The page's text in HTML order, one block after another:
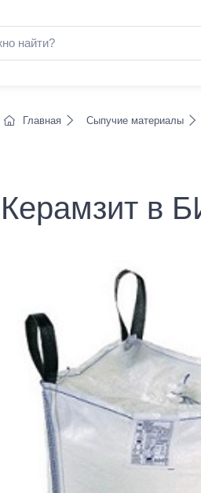
Главная Сыпучие материалы
Керамзит в